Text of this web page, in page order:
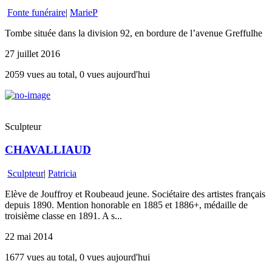
Fonte funéraire| MarieP
Tombe située dans la division 92, en bordure de l’avenue Greffulhe
27 juillet 2016
2059 vues au total, 0 vues aujourd'hui
Sculpteur
CHAVALLIAUD
Sculpteur| Patricia
Elève de Jouffroy et Roubeaud jeune. Sociétaire des artistes français
depuis 1890. Mention honorable en 1885 et 1886+, médaille de
troisième classe en 1891. A s...
22 mai 2014
1677 vues au total, 0 vues aujourd'hui